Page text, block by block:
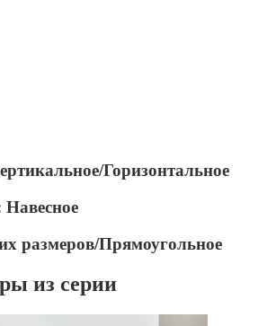
Горизонтальное
Навесное
размеров/Прямоугольное
из серии